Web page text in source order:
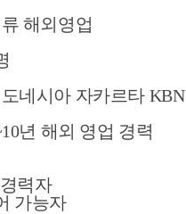
해외영업
네시아 자카르타 KBN
년 해외 영업 경력
력자
가능자